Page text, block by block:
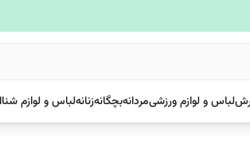
لباس و لوازم ورزشیمردانهبچگانهزنانهلباس و لوازم شنا